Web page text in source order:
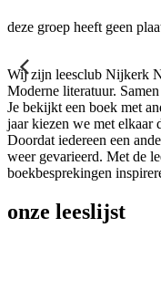
deze groep heeft geen
Wij zijn leesclub Nijkerk
Moderne literatuur.
Je bekijkt een boek met
jaar kiezen we met elkaar
Doordat iedereen een
weer gevarieerd. Met de
boekbesprekingen
onze leeslijst